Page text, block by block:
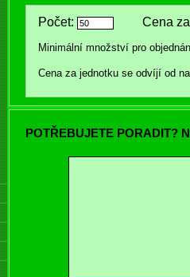
Počet: Cena za
Minimální množství pro
Cena za jednotku se odvíjí od
POTŘEBUJETE PORADIT?